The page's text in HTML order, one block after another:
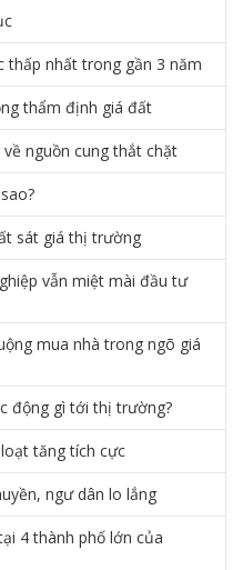
thấp nhất trong gần 3 năm
thẩm định giá đất
nguồn cung thắt chặt
sát giá thị trường
vẫn miệt mài đầu tư
mua nhà trong ngõ giá
động gì tới thị trường?
tăng tích cực
ngư dân lo lắng
4 thành phố lớn của